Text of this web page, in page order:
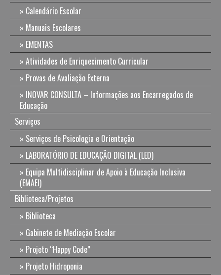
Calendário Escolar
Manuais Escolares
EMENTAS
Atividades de Enriquecimento Curricular
Provas de Avaliação Externa
INOVAR CONSULTA – Informações aos Encarregados de
Educação
Serviços
Serviços de Psicologia e Orientação
LABORATÓRIO DE EDUCAÇÃO DIGITAL (LED)
Equipa Multidisciplinar de Apoio à Educação Inclusiva
(EMAEI)
Biblioteca/Projetos
Biblioteca
Gabinete de Mediação Escolar
Projeto “Happy Code”
Projeto Hidroponia